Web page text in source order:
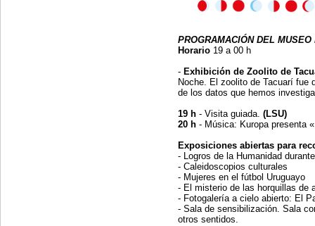
PROGRAMACIÓN DEL
Horario 19 a 00 h
- Exhibición de Zoolito de
Noche. El zoolito de Tacuarí fue
de los datos que hemos
19 h - Visita guiada. (LSU)
20 h - Música: Kuropa presenta
Exposiciones abiertas para
- Logros de la Humanidad
- Caleidoscopios culturales
- Mujeres en el fútbol Uruguayo
- El misterio de las horquillas de
- Fotogalería a cielo abierto: El
- Sala de sensibilización. Sala
otros sentidos.